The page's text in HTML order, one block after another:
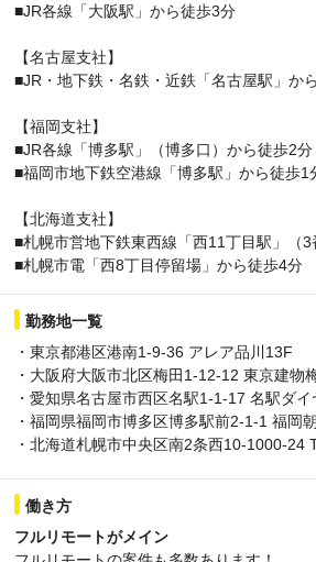
■JR各線「大阪駅」から徒歩3分
【名古屋支社】
■JR・地下鉄・名鉄・近鉄「名古屋駅」か
【福岡支社】
■JR各線「博多駅」（博多口）から徒歩2分
■福岡市地下鉄空港線「博多駅」から徒歩1
【北海道支社】
■札幌市営地下鉄東西線「西11丁目駅」（
■札幌市電「西8丁目停留場」から徒歩4分
勤務地一覧
・東京都港区港南1-9-36 アレア品川13F
・大阪府大阪市北区梅田1-12-12 東京建物
・愛知県名古屋市西区名駅1-1-17 名駅ダ
・福岡県福岡市博多区博多駅前2-1-1 福岡
・北海道札幌市中央区南2条西10-1000-24
働き方
フルリモートがメイン